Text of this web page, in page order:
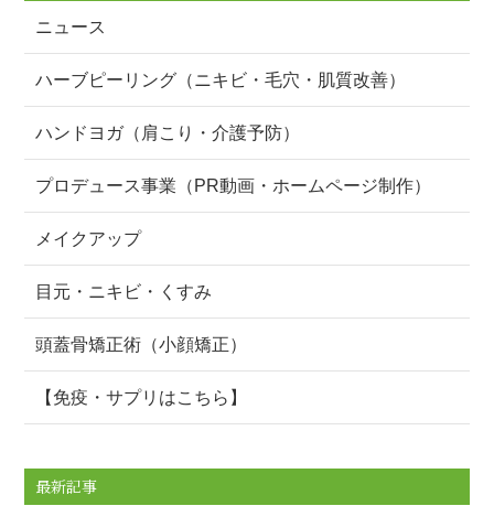
ニュース
ハーブピーリング（ニキビ・毛穴・肌質改善）
ハンドヨガ（肩こり・介護予防）
プロデュース事業（PR動画・ホームページ制作）
メイクアップ
目元・ニキビ・くすみ
頭蓋骨矯正術（小顔矯正）
【免疫・サプリはこちら】
最新記事